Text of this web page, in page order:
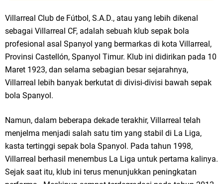
Villarreal Club de Fútbol, S.A.D., atau yang lebih dikenal
sebagai Villarreal CF, adalah sebuah klub sepak bola
profesional asal Spanyol yang bermarkas di kota Villarreal,
Provinsi Castellón, Spanyol Timur. Klub ini didirikan pada 10
Maret 1923, dan selama sebagian besar sejarahnya,
Villarreal lebih banyak berkutat di divisi-divisi bawah sepak
bola Spanyol.
Namun, dalam beberapa dekade terakhir, Villarreal telah
menjelma menjadi salah satu tim yang stabil di La Liga,
kasta tertinggi sepak bola Spanyol. Pada tahun 1998,
Villarreal berhasil menembus La Liga untuk pertama kalinya.
Sejak saat itu, klub ini terus menunjukkan peningkatan